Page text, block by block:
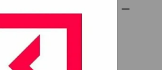
а их мамам —